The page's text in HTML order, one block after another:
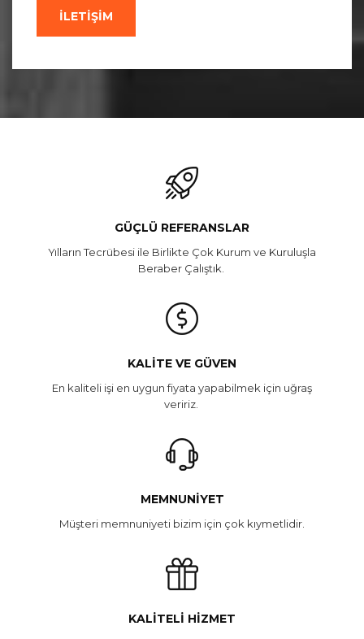
ILETIŞIM
GÜÇLÜ REFERANSLAR
Yılların Tecrübesi ile Birlikte Çok Kurum ve Kuruluşla
Beraber Çalıştık.
KALITE VE GÜVEN
En kaliteli işi en uygun fiyata yapabilmek için uğraş
veririz.
MEMNUNIYET
Müşteri memnuniyeti bizim için çok kıymetlidir.
KALITELI HIZMET